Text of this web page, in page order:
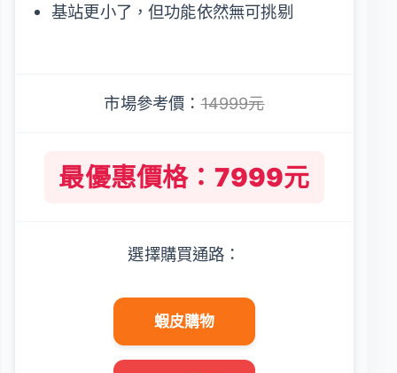
基站更小了，但功能依然無可挑剔
市場參考價：14999元
最優惠價格：7999元
選擇購買通路：
蝦皮購物